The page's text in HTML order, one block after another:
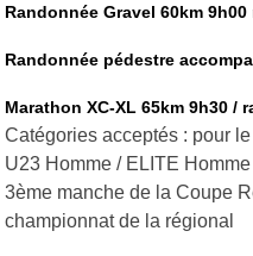
Randonnée Gravel 60km
Randonnée pédestre
Marathon XC-XL 65km 9h30 /
Catégories acceptés : pour
U23 Homme / ELITE
3ème manche de la Coupe
championnat de la régional